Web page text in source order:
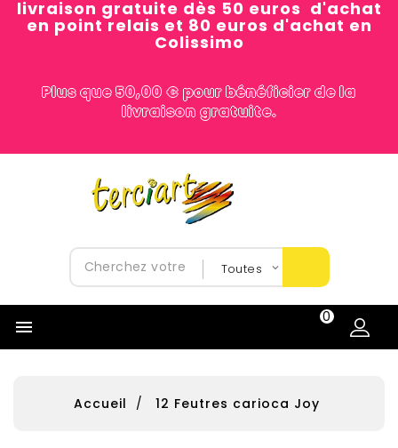
livraison gratuite dès 50 euros d'achat
en point relais et 80 euros d'achat en
Colissimo
Plus que 50,00 € pour bénéficier de la
livraison gratuite.

0
Accueil 12 Feutres carioca Joy